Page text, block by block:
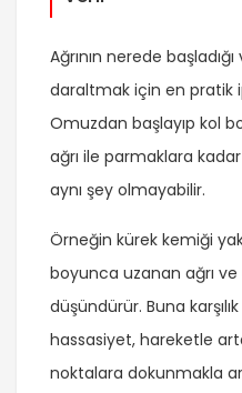
Ağrının nerede başladığı
daraltmak için en pratik
Omuzdan başlayıp kol
ağrı ile parmaklara
aynı şey olmayabilir.
Örneğin kürek kemiği
boyunca uzanan ağrı ve
düşündürür. Buna
hassasiyet, hareketle
noktalara dokunmakla